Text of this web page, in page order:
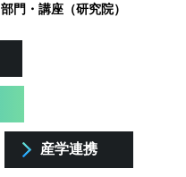
部門・講座（研究院）
産学連携